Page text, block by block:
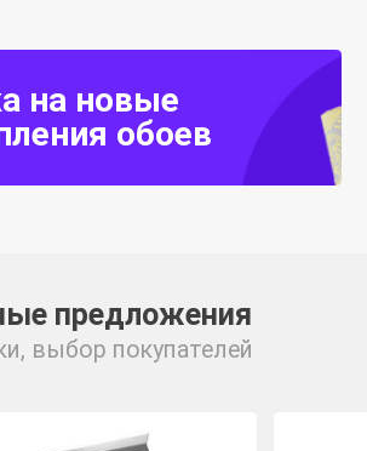
на новые
обоев
предложения
выбор покупателей